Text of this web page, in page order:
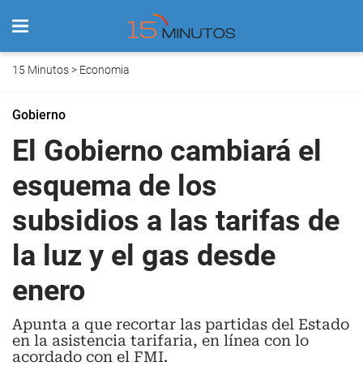
15 Minutos> Economia
Gobierno
El Gobierno cambiará el
esquema de los
subsidios a las tarifas de
la luz y el gas desde
enero
Apunta a que recortar las partidas del Estado
en la asistencia tarifaria, en línea con lo
acordado con el FMI.